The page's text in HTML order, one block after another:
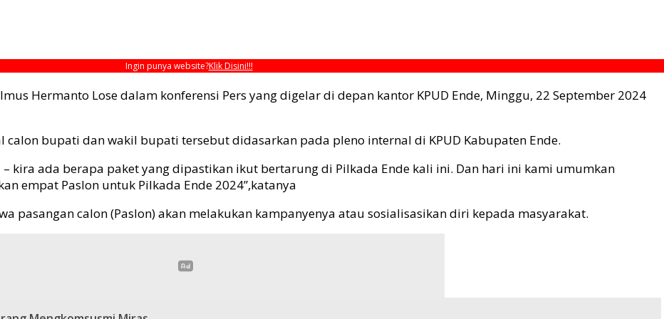
Ingin punya website?Klik Disini!!!
Hermanto Lose dalam konferensi Pers yang digelar di depan kantor KPUD Ende, Minggu, 22 September 2024
bupati dan wakil bupati tersebut didasarkan pada pleno internal di KPUD Kabupaten Ende.
kira ada berapa paket yang dipastikan ikut bertarung di Pilkada Ende kali ini. Dan hari ini kami umumkan
empat Paslon untuk Pilkada Ende 2024”,katanya
pasangan calon (Paslon) akan melakukan kampanyenya atau sosialisasikan diri kepada masyarakat.